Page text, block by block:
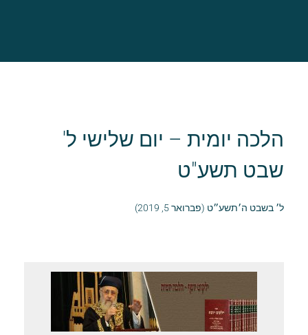
הלכה יומית – יום שלישי ל'
שבט תשע"ט
ל׳ בשבט ה׳תשע״ט (פברואר 5, 2019)